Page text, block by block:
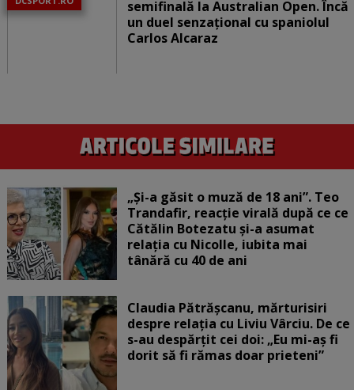
semifinală la Australian Open. Încă
un duel senzațional cu spaniolul
Carlos Alcaraz
„Și-a găsit o muză de 18 ani”. Teo
Trandafir, reacție virală după ce ce
Cătălin Botezatu și-a asumat
relația cu Nicolle, iubita mai
tânără cu 40 de ani
Claudia Pătrășcanu, mărturisiri
despre relația cu Liviu Vârciu. De ce
s-au despărțit cei doi: „Eu mi-aș fi
dorit să fi rămas doar prieteni”